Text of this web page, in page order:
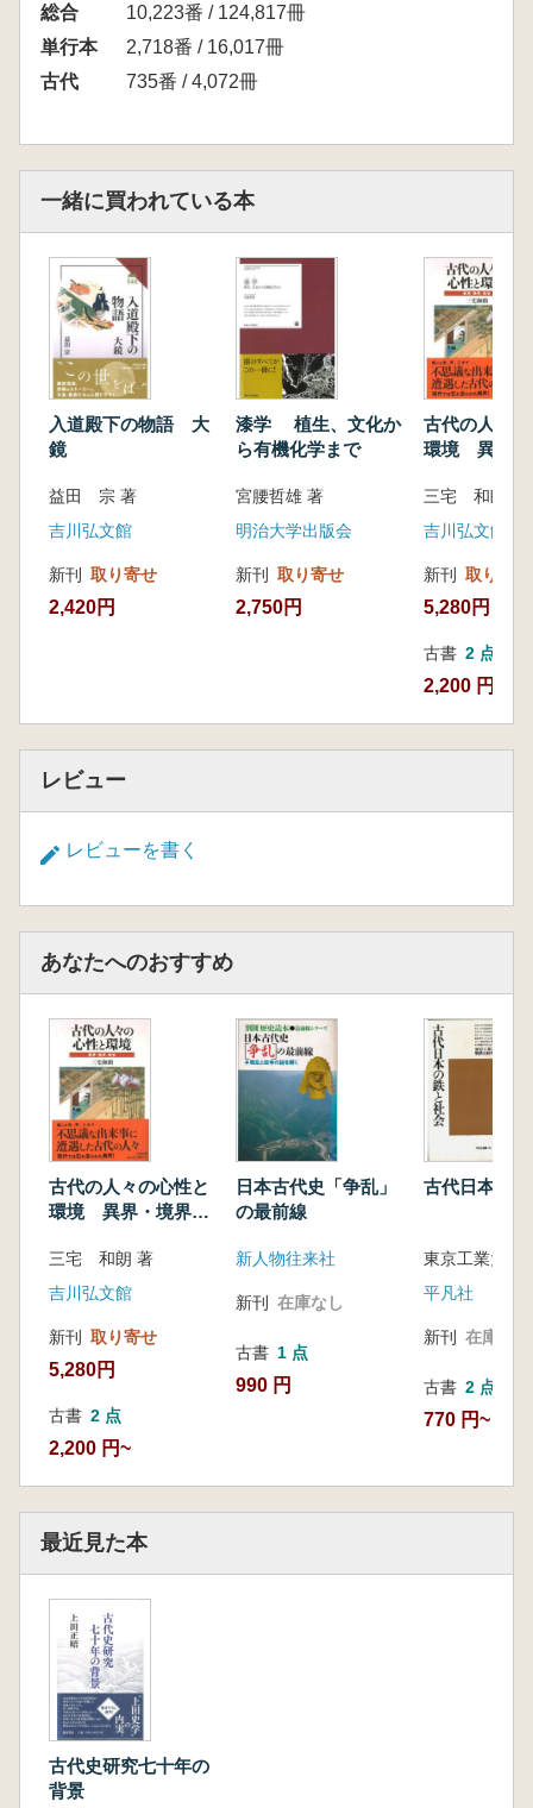
総合
10,223番 / 124,817冊
単行本
2,718番 / 16,017冊
古代
735番 / 4,072冊
一緒に買われている本
入道殿下の物語 大
鏡
益田 宗 著
吉川弘文館
新刊 取り寄せ
2,420円
漆学 植生、文化か
ら有機化学まで
宮腰哲雄 著
明治大学出版会
新刊 取り寄せ
2,750円
古代の人々
環境 異界・
三宅 和朗 著
吉川弘文館
新刊 取り寄せ
5,280円
古書 2 点
2,200 円~
レビュー
レビューを書く
あなたへのおすすめ
古代の人々の心性と
環境 異界・境界・
三宅 和朗 著
吉川弘文館
新刊 取り寄せ
5,280円
古書 2 点
2,200 円~
日本古代史「争乱」
の最前線
新人物往来社
新刊 在庫なし
古書 1 点
990 円
古代日本の
平凡社
新刊 在庫なし
古書 2 点
770 円~
最近見た本
古代史研究七十年の
背景